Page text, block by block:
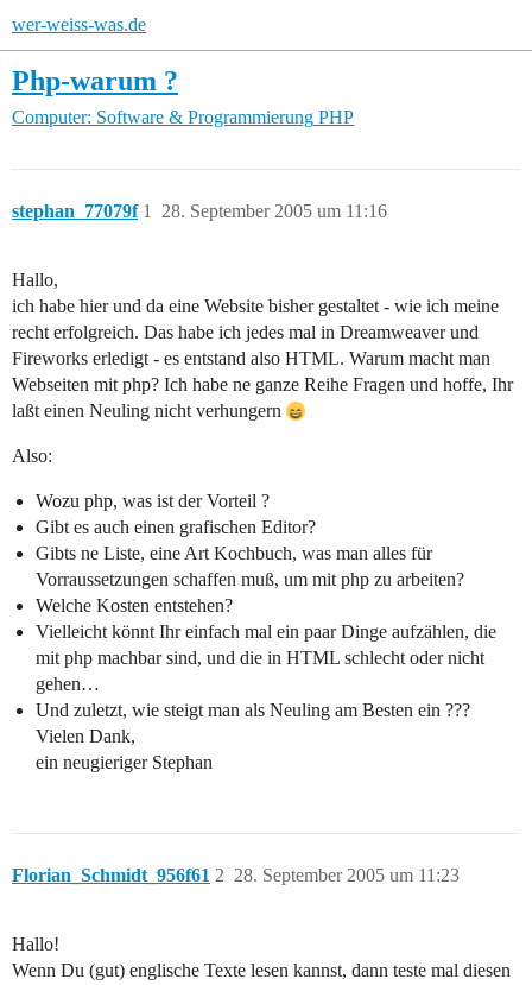
wer-weiss-was.de
Php-warum ?
Computer: Software & Programmierung PHP
stephan_77079f 28. September 2005 um 11:16
1
Hallo,
ich habe hier und da eine Website bisher gestaltet - wie ich meine
recht erfolgreich. Das habe ich jedes mal in Dreamweaver und
Fireworks erledigt - es entstand also HTML. Warum macht man
Webseiten mit php? Ich habe ne ganze Reihe Fragen und hoffe, Ihr
laßt einen Neuling nicht verhungern
Also:
Wozu php, was ist der Vorteil ?
Gibt es auch einen grafischen Editor?
Gibts ne Liste, eine Art Kochbuch, was man alles für
Vorraussetzungen schaffen muß, um mit php zu arbeiten?
Welche Kosten entstehen?
Vielleicht könnt Ihr einfach mal ein paar Dinge aufzählen, die
mit php machbar sind, und die in HTML schlecht oder nicht
gehen…
Und zuletzt, wie steigt man als Neuling am Besten ein ???
Vielen Dank,
ein neugieriger Stephan
Florian_Schmidt_956f61 28. September 2005 um 11:23
2
Hallo!
Wenn Du (gut) englische Texte lesen kannst, dann teste mal diesen